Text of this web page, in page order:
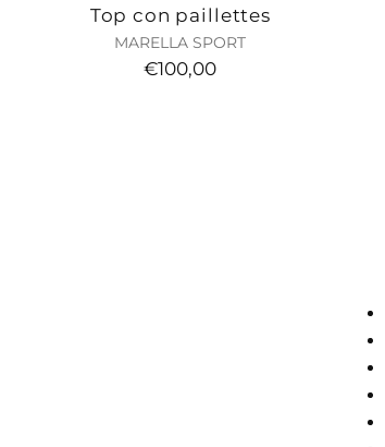
Top con paillettes
MARELLA SPORT
€100,00